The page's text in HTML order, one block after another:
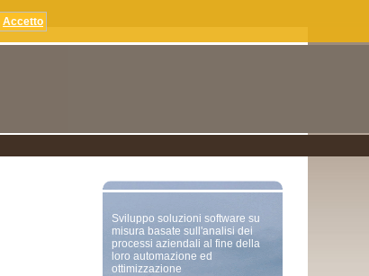
Sviluppo soluzioni software su
misura basate sull'analisi dei
processi aziendali al fine della
loro automazione ed
ottimizzazione
Accetto